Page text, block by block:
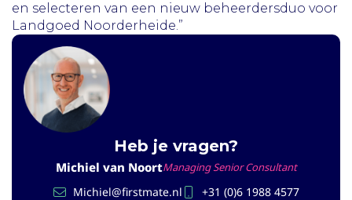
en selecteren van een nieuw beheerdersduo voor
Landgoed Noorderheide.”
Heb je vragen?
Michiel van NoortManaging Senior Consultant
Michiel@firstmate.nl +31 (0)6 1988 4577